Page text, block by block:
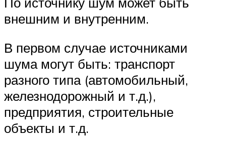
внешним и внутренним.
В первом случае источниками
шума могут быть: транспорт
разного типа (автомобильный,
железнодорожный и т.д.),
предприятия, строительные
объекты и т.д.